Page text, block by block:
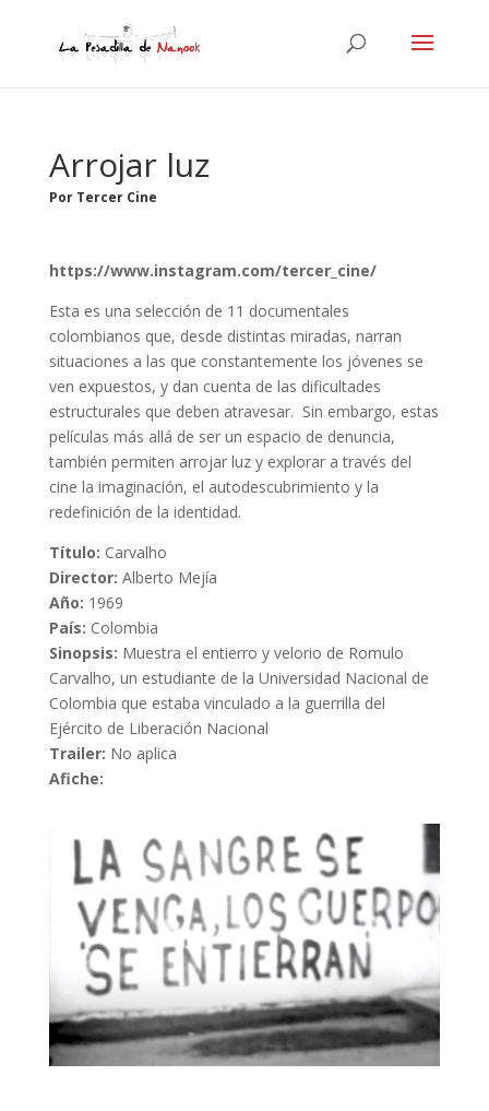
Arrojar luz
Por Tercer Cine
https://www.instagram.com/tercer_cine/
Esta es una selección de 11 documentales
colombianos que, desde distintas miradas, narran
situaciones a las que constantemente los jóvenes se
ven expuestos, y dan cuenta de las dificultades
estructurales que deben atravesar. Sin embargo, estas
películas más allá de ser un espacio de denuncia,
también permiten arrojar luz y explorar a través del
cine la imaginación, el autodescubrimiento y la
redefinición de la identidad.
Título: Carvalho
Director: Alberto Mejía
Año: 1969
País: Colombia
Sinopsis: Muestra el entierro y velorio de Romulo
Carvalho, un estudiante de la Universidad Nacional de
Colombia que estaba vinculado a la guerrilla del
Ejército de Liberación Nacional
Trailer: No aplica
Afiche: